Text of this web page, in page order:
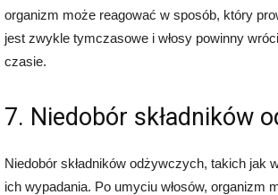
organizm może reagować w sposób, który
jest zwykle tymczasowe i włosy powinny
czasie.
7. Niedobór składników
Niedobór składników odżywczych, takich jak
ich wypadania. Po umyciu włosów, organizm